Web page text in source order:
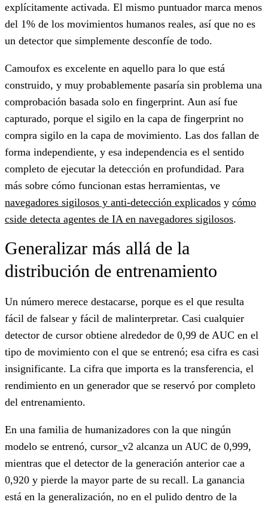
explícitamente activada. El mismo puntuador marca menos
del 1% de los movimientos humanos reales, así que no es
un detector que simplemente desconfíe de todo.
Camoufox es excelente en aquello para lo que está
construido, y muy probablemente pasaría sin problema una
comprobación basada solo en fingerprint. Aun así fue
capturado, porque el sigilo en la capa de fingerprint no
compra sigilo en la capa de movimiento. Las dos fallan de
forma independiente, y esa independencia es el sentido
completo de ejecutar la detección en profundidad. Para
más sobre cómo funcionan estas herramientas, ve
navegadores sigilosos y anti-detección explicados y cómo
cside detecta agentes de IA en navegadores sigilosos.
Generalizar más allá de la
distribución de entrenamiento
Un número merece destacarse, porque es el que resulta
fácil de falsear y fácil de malinterpretar. Casi cualquier
detector de cursor obtiene alrededor de 0,99 de AUC en el
tipo de movimiento con el que se entrenó; esa cifra es casi
insignificante. La cifra que importa es la transferencia, el
rendimiento en un generador que se reservó por completo
del entrenamiento.
En una familia de humanizadores con la que ningún
modelo se entrenó, cursor_v2 alcanza un AUC de 0,999,
mientras que el detector de la generación anterior cae a
0,920 y pierde la mayor parte de su recall. La ganancia
está en la generalización, no en el pulido dentro de la